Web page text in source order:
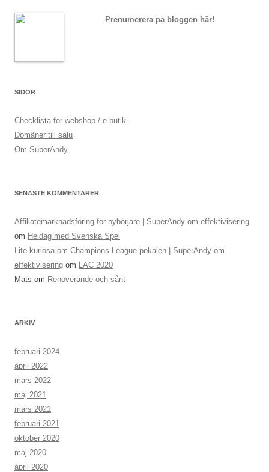
Prenumerera på bloggen här!
SIDOR
Checklista för webshop / e-butik
Domäner till salu
Om SuperAndy
SENASTE KOMMENTARER
Affiliatemarknadsföring för nybörjare | SuperAndy om effektivisering
om Heldag med Svenska Spel
Lite kuriosa om Champions League pokalen | SuperAndy om
effektivisering om LAC 2020
Mats om Renoverande och sånt
ARKIV
februari 2024
april 2022
mars 2022
maj 2021
mars 2021
februari 2021
oktober 2020
maj 2020
april 2020